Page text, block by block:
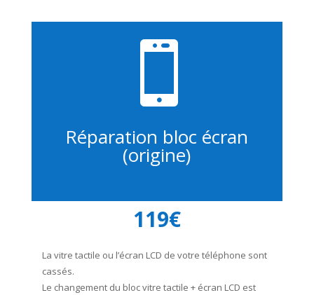

Réparation bloc écran
(origine)
119€
La vitre tactile ou l’écran LCD de votre téléphone sont
cassés.
Le changement du bloc vitre tactile + écran LCD est